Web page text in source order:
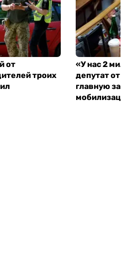
от
троих
«У нас 2
депутат от
главную